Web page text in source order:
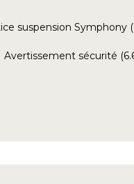
suspension Symphony
Avertissement sécurité